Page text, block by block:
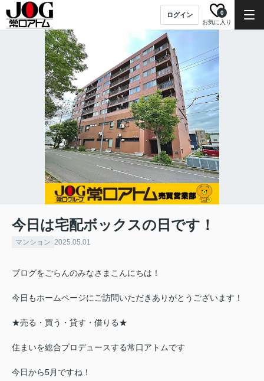
ログイン
お気に入り
0
今日は宅配ボックスの日です！
マンション 2025.05.01
ブログをごらんのみなさまこんにちは！
今日もホームページにご訪問いただきありがとうございます！
★売る・買う・貸す・借りる★
住まいを総合プロデュースする常口アトムです
今日から5月ですね！